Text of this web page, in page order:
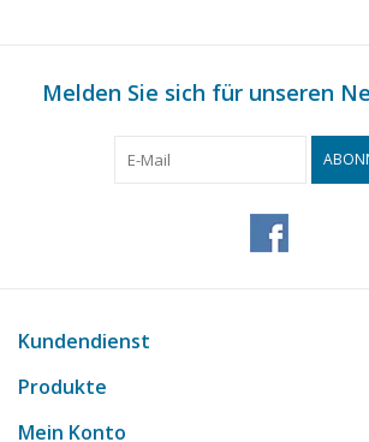
Melden Sie sich für unseren
Kundendienst
Produkte
Mein Konto